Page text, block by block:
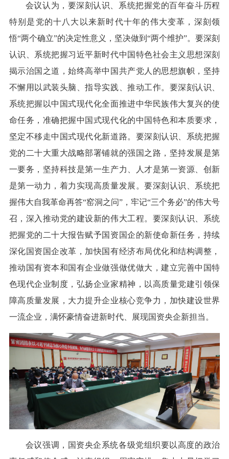
会议认为，要深刻认识、系统把握党的百年奋斗历程
特别是党的十八大以来新时代十年的伟大变革，深刻领
悟“两个确立”的决定性意义，坚决做到“两个维护”。要深刻
认识、系统把握习近平新时代中国特色社会主义思想深刻
揭示治国之道，始终高举中国共产党人的思想旗帜，坚持
不懈用以武装头脑、指导实践、推动工作。要深刻认识、
系统把握以中国式现代化全面推进中华民族伟大复兴的使
命任务，准确把握中国式现代化的中国特色和本质要求，
坚定不移走中国式现代化新道路。要深刻认识、系统把握
党的二十大重大战略部署铺就的强国之路，坚持发展是第
一要务，坚持科技是第一生产力、人才是第一资源、创新
是第一动力，着力实现高质量发展。要深刻认识、系统把
握伟大自我革命再答“窑洞之问”，牢记“三个务必”的伟大号
召，深入推动党的建设新的伟大工程。要深刻认识、系统
把握党的二十大报告赋予国资国企的新使命新任务，持续
深化国资国企改革，加快国有经济布局优化和结构调整，
推动国有资本和国有企业做强做优做大，建立完善中国特
色现代企业制度，弘扬企业家精神，以高质量党建引领保
障高质量发展，大力提升企业核心竞争力，加快建设世界
一流企业，满怀豪情奋进新时代、展现国资央企新担当。
会议强调，国资央企系统各级党组织要以高度的政治